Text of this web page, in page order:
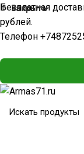
Бесплатная
рублей.
Телефон
Закрыть
Закрыть
Закрыть
Закрыть
Закрыть
Закрыть
Закрыть
Закрыть